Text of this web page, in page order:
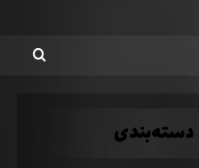
دسته‌بندی